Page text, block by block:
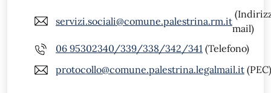
servizi.sociali@comune.palestrina.rm.it
mail)
06 95302340/339/338/342/341 (Telefono)
protocollo@comune.palestrina.legalmail.it (PEC)